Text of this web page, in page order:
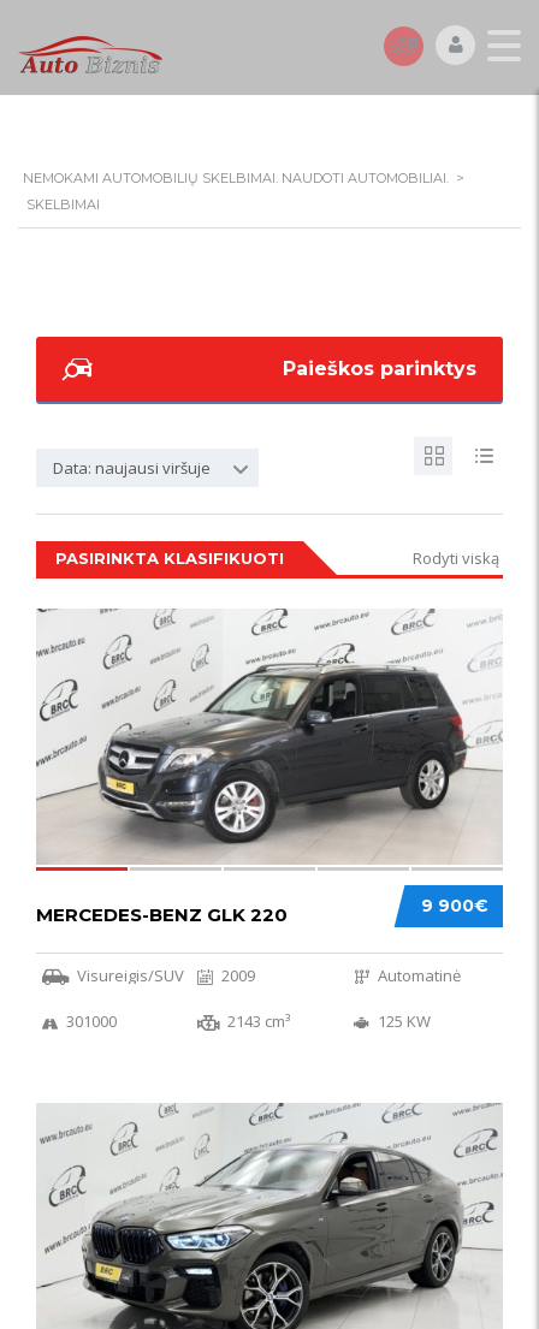
NEMOKAMI AUTOMOBILIŲ SKELBIMAI. NAUDOTI AUTOMOBILIAI. >
SKELBIMAI
Paieškos parinktys
Data: naujausi viršuje
PASIRINKTA KLASIFIKUOTI Rodyti viską
IŠSKIRTINIS
9 900€
MERCEDES-BENZ GLK 220
Visureigis/SUV 2009 Automatinė
301000 2143 cm³ 125 KW
58